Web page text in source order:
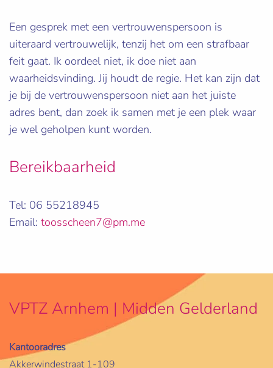
Een gesprek met een vertrouwenspersoon is
uiteraard vertrouwelijk, tenzij het om een strafbaar
feit gaat. Ik oordeel niet, ik doe niet aan
waarheidsvinding. Jij houdt de regie. Het kan zijn dat
je bij de vertrouwenspersoon niet aan het juiste
adres bent, dan zoek ik samen met je een plek waar
je wel geholpen kunt worden.
Bereikbaarheid
Tel: 06 55218945
Email: toosscheen7@pm.me
VPTZ Arnhem | Midden Gelderland
Kantooradres
Akkerwindestraat 1-109